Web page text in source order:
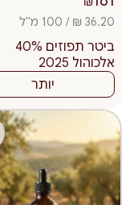
36.20 ₪ / 100 מ"ל
ביטר תפוזים 40%
אלכוהול 2025
יותר